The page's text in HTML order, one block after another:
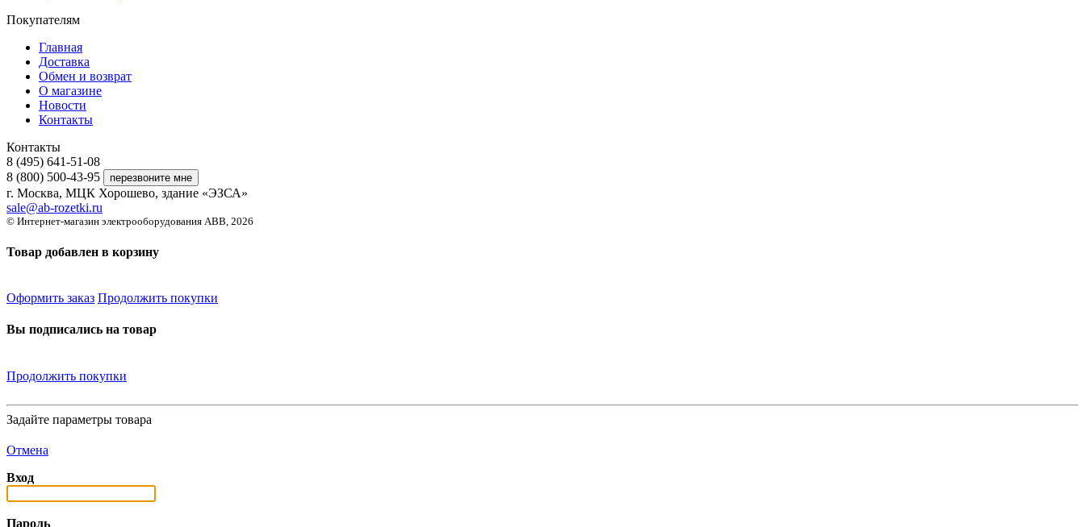
Покупателям
Главная
Доставка
Обмен и возврат
О магазине
Новости
Контакты
Контакты
8 (495) 641-51-08
8 (800) 500-43-95
г. Москва, МЦК Хорошево, здание «ЭЗСА»
sale@ab-rozetki.ru
© Интернет-магазин электрооборудования ABB, 2026
Товар добавлен в корзину
Оформить заказ Продолжить покупки
Вы подписались на товар
Продолжить покупки
Задайте параметры товара
Отмена
Вход
Пароль